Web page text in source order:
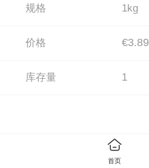
规格 1kg
价格 €3.89
库存量 1
首页